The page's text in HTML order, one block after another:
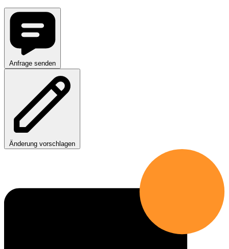
Anfrage senden
Änderung vorschlagen